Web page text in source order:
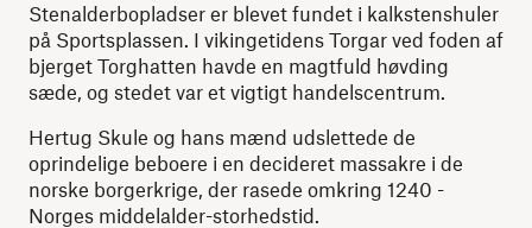
Stenalderbopladser er blevet fundet i kalkstenshuler
på Sportsplassen. I vikingetidens Torgar ved foden af
​​bjerget Torghatten havde en magtfuld høvding
sæde, og stedet var et vigtigt handelscentrum.
Hertug Skule og hans mænd udslettede de
oprindelige beboere i en decideret massakre i de
norske borgerkrige, der rasede omkring 1240 -
Norges middelalder-storhedstid.